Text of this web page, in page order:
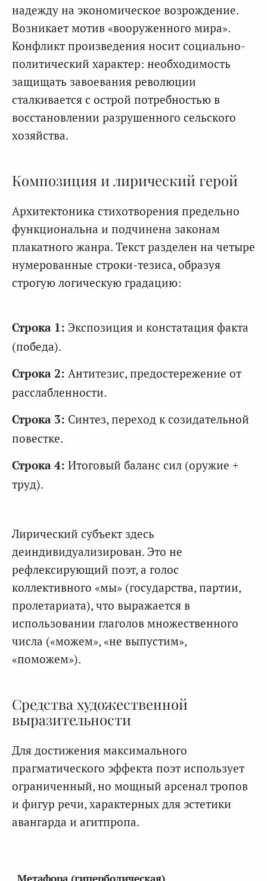
надежду на экономическое возрождение.
Возникает мотив «вооруженного мира».
Конфликт произведения носит социально-
политический характер: необходимость
защищать завоевания революции
сталкивается с острой потребностью в
восстановлении разрушенного сельского
хозяйства.
Композиция и лирический герой
Архитектоника стихотворения предельно
функциональна и подчинена законам
плакатного жанра. Текст разделен на четыре
нумерованные строки-тезиса, образуя
строгую логическую градацию:
Строка 1: Экспозиция и констатация факта
(победа).
Строка 2: Антитезис, предостережение от
расслабленности.
Строка 3: Синтез, переход к созидательной
повестке.
Строка 4: Итоговый баланс сил (оружие +
труд).
Лирический субъект здесь
деиндивидуализирован. Это не
рефлексирующий поэт, а голос
коллективного «мы» (государства, партии,
пролетариата), что выражается в
использовании глаголов множественного
числа («можем», «не выпустим»,
«поможем»).
Средства художественной
выразительности
Для достижения максимального
прагматического эффекта поэт использует
ограниченный, но мощный арсенал тропов
и фигур речи, характерных для эстетики
авангарда и агитпропа.
Метафора (гиперболическая)